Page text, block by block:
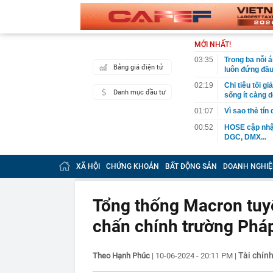
Bảng giá điện tử
Danh mục đầu tư
MỚI NHẤT!
03:35
Trong ba nỗi
luôn đứng
02:19
Chi tiêu tối
sống ít càng
01:07
Vì sao thẻ tín
00:52
HOSE cập
DGC, DMX...
00:12
Tiền lớn bất
phiếu Việt
00:05
Một doanh
00:04
Một yếu tố
23:40
Người đàn
sau bác sĩ
còn 400 tỷ
XÃ HỘI CHỨNG KHOÁN BẤT ĐỘNG SẢN DOANH
Tổng thống Macron
chấn chính trường
Theo Hạnh Phúc | 10-06-2024 - 20:11 PM | Tài